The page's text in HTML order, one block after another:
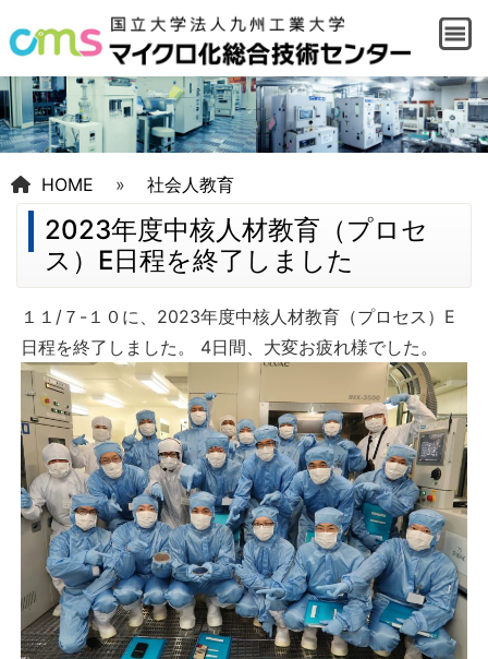
HOME » 社会人教育
2023年度中核人材教育（プロセ
ス）E日程を終了しました
１１/７-１０に、2023年度中核人材教育（プロセス）E
日程を終了しました。 4日間、大変お疲れ様でした。